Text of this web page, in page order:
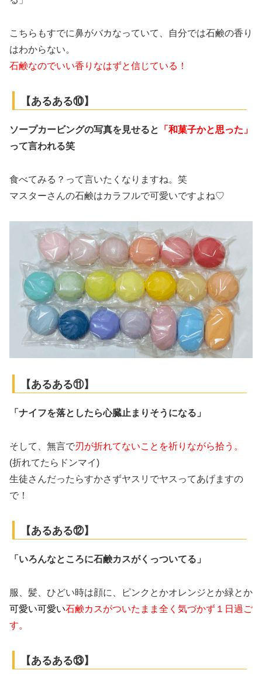
こちらもすでに鼻がバカなっていて、自分では石鹸の香り
はわからない。
石鹸なのでいい香りなはずと信じている！
【あるある⑩】
ソープカービングの写真を見せると
「和菓子かと思った」
って言われる笑
食べてみる？って言いたくなりますね。笑
マスターさんの石鹸はカラフルで可愛いですよね♡
【あるある⑪】
「ナイフを落としたら心臓止まりそうになる」
そして、無言で刃が折れてないことを祈りながら拾う。
(折れてたらドンマイ)
生徒さんだったらすかさずヤスリでヤスってあげますの
で！
【あるある⑫】
「いろんなところに石鹸カスがくっついてる」
服、髪、ひどい時は顔に、ピンクとかオレンジとか緑とか
可愛い可愛い石鹸カスがついたまま全く気づかず１日過ご
す。
【あるある⑬】